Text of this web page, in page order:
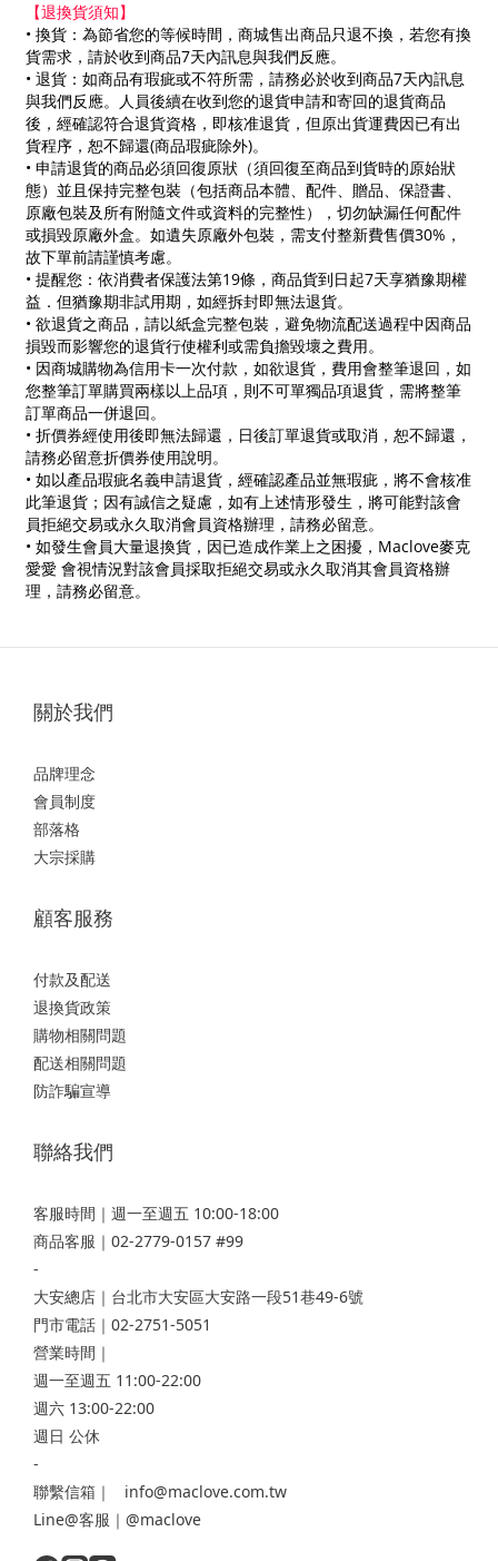
【退換貨須知】
• 換貨：為節省您的等候時間，商城售出商品只退不換，若您有換
貨需求，請於收到商品7天內訊息與我們反應。
• 退貨：如商品有瑕疵或不符所需，請務必於收到商品7天內訊息
與我們反應。人員後續在收到您的退貨申請和寄回的退貨商品
後，經確認符合退貨資格，即核准退貨，但原出貨運費因已有出
貨程序，恕不歸還(商品瑕疵除外)。
• 申請退貨的商品必須回復原狀（須回復至商品到貨時的原始狀
態）並且保持完整包裝（包括商品本體、配件、贈品、保證書、
原廠包裝及所有附隨文件或資料的完整性），切勿缺漏任何配件
或損毀原廠外盒。如遺失原廠外包裝，需支付整新費售價30%，
故下單前請謹慎考慮。
• 提醒您：依消費者保護法第19條，商品貨到日起7天享猶豫期權
益．但猶豫期非試用期，如經拆封即無法退貨。
• 欲退貨之商品，請以紙盒完整包裝，避免物流配送過程中因商品
損毀而影響您的退貨行使權利或需負擔毀壞之費用。
• 因商城購物為信用卡一次付款，如欲退貨，費用會整筆退回，如
您整筆訂單購買兩樣以上品項，則不可單獨品項退貨，需將整筆
訂單商品一併退回。
• 折價券經使用後即無法歸還，日後訂單退貨或取消，恕不歸還，
請務必留意折價券使用說明。
• 如以產品瑕疵名義申請退貨，經確認產品並無瑕疵，將不會核准
此筆退貨；因有誠信之疑慮，如有上述情形發生，將可能對該會
員拒絕交易或永久取消會員資格辦理，請務必留意。
• 如發生會員大量退換貨，因已造成作業上之困擾，Maclove麥克
愛愛 會視情況對該會員採取拒絕交易或永久取消其會員資格辦
理，請務必留意。
關於我們
品牌理念
會員制度
部落格
大宗採購
顧客服務
付款及配送
退換貨政策
購物相關問題
配送相關問題
防詐騙宣導
聯絡我們
客服時間｜週一至週五 10:00-18:00
商品客服｜02-2779-0157 #99
-
大安總店 ｜台北市大安區大安路一段51巷49-6號
門市電話｜02-2751-5051
營業時間｜
週一至週五 11:00-22:00
週六 13:00-22:00
週日 公休
-
聯繫信箱｜ info@maclove.com.tw
Line@客服｜@maclove